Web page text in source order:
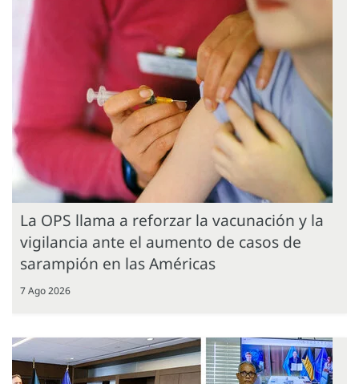
La OPS llama a reforzar la vacunación y la
vigilancia ante el aumento de casos de
sarampión en las Américas
7 Ago 2026